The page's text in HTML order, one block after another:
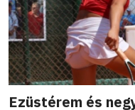
Ezüstérem és